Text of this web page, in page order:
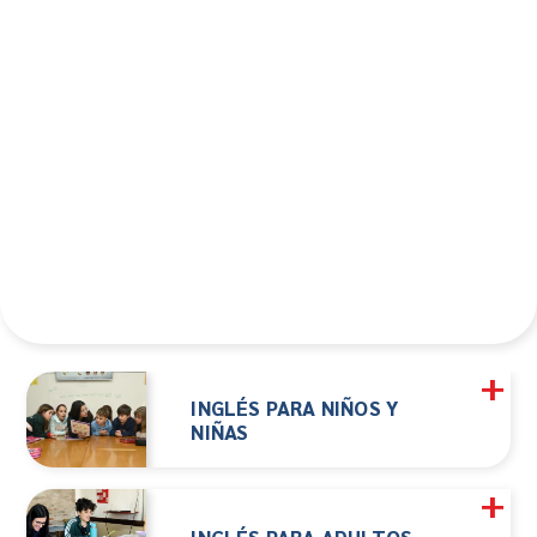
INGLÉS PARA NIÑOS Y
NIÑAS
La propuesta de CADS English busca que los niños
y las niñas aprendan a través de actividades
+
+